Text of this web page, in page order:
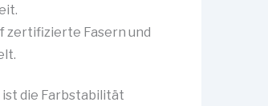
zertifizierte Fasern und
die Farbstabilität